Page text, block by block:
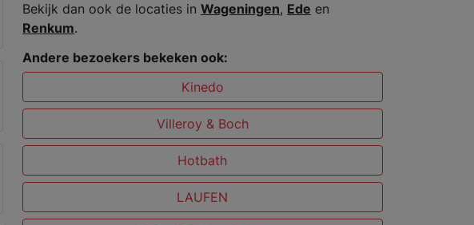
Bekijk dan ook de locaties in Wageningen, Ede en
Renkum.
Andere bezoekers bekeken ook:
Kinedo
Villeroy & Boch
Hotbath
LAUFEN